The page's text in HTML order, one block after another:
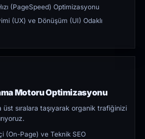
(PageSpeed) Optimizasyonu
(UX) ve Dönüşüm (UI) Odaklı
Motoru Optimizasyonu
üst sıralara taşıyarak organik trafiğinizi
(On-Page) ve Teknik SEO